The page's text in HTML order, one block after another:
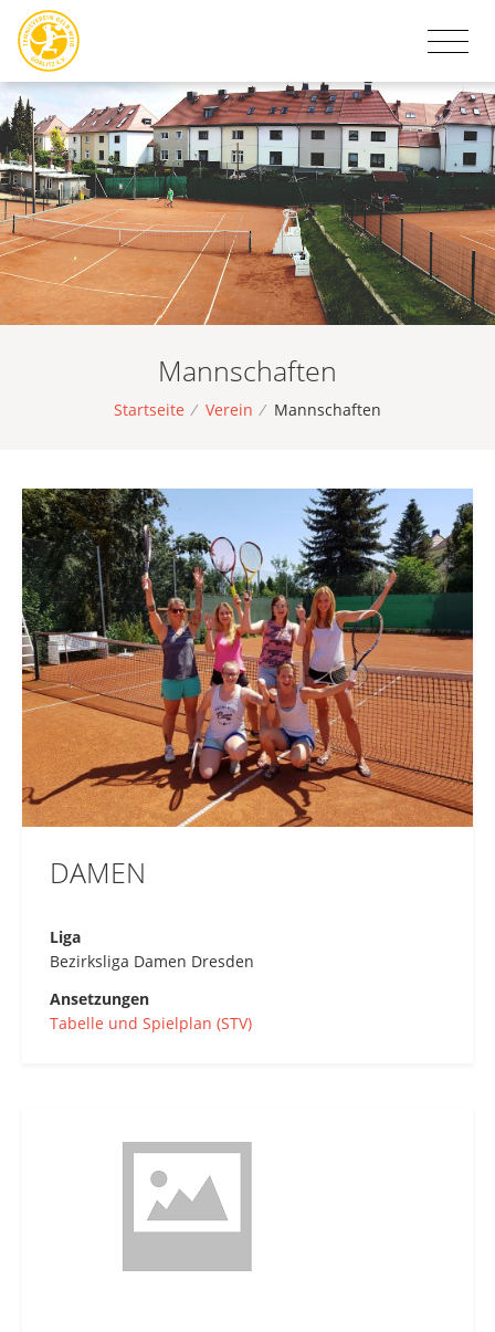
Mannschaften
Startseite / Verein / Mannschaften
DAMEN
Liga
Bezirksliga Damen Dresden
Ansetzungen
Tabelle und Spielplan (STV)